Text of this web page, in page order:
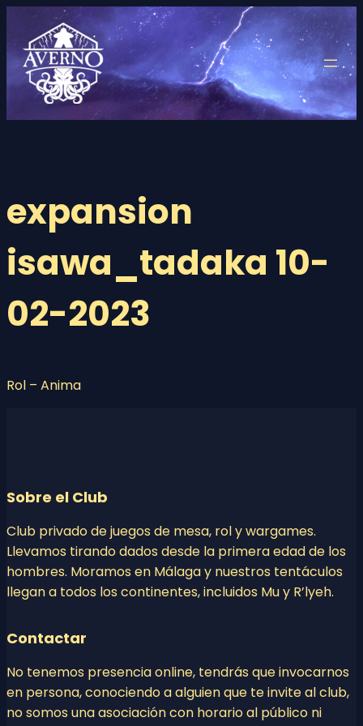
contenido
expansion
isawa_tadaka 10-
02-2023
Rol – Anima
Sobre el Club
Club privado de juegos de mesa, rol y wargames.
Llevamos tirando dados desde la primera edad de los
hombres. Moramos en Málaga y nuestros tentáculos
llegan a todos los continentes, incluidos Mu y R’lyeh.
Contactar
No tenemos presencia online, tendrás que invocarnos
en persona, conociendo a alguien que te invite al club,
no somos una asociación con horario al público ni